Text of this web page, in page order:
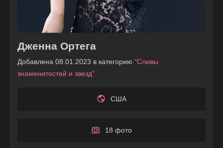
Дженна Ортега
Добавлена 08.01.2023 в категорию "Сливы
знаменитостей и звезд"
США
18 фото